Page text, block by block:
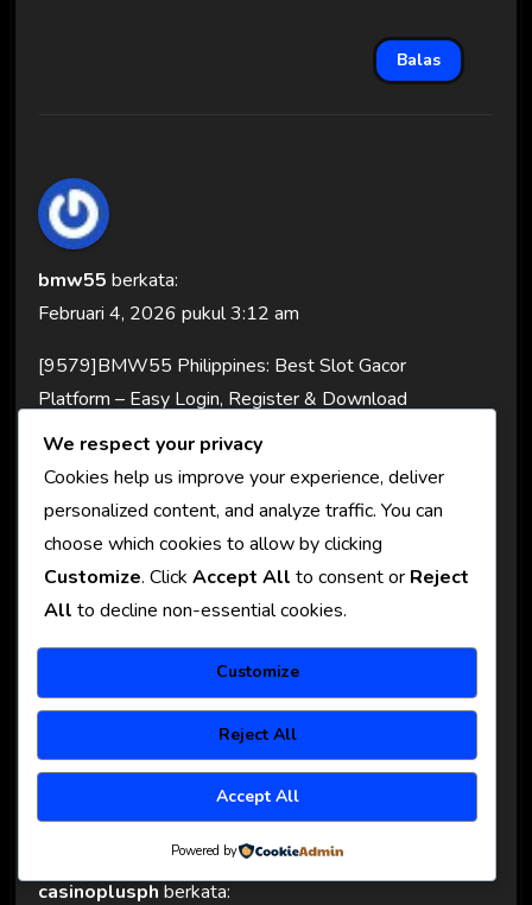
Balas
bmw55 berkata:
Februari 4, 2026 pukul 3:12 am
[9579]BMW55 Philippines: Best Slot Gacor
Platform – Easy Login, Register & Download
APK. Official Link Alternatif Available Now.
Experience the best slot gacor at BMW55
Philippines! Easy bmw55 login and bmw55
register process. Get the official bmw55 link
alternatif and bmw55 download apk now.
visit:bmw55
casinoplusph berkata:
We respect your privacy
Cookies help us improve your experience, deliver
personalized content, and analyze traffic. You can
choose which cookies to allow by clicking
Customize. Click Accept All to consent or Reject
All to decline non-essential cookies.
Customize
Reject All
Accept All
Powered by